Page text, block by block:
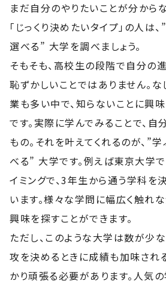
まだ自分のやりたいことが分から
「じっくり決めたいタイプ」の人は
選べる” 大学を調べましょう。
そもそも、高校生の段階で自分の
恥ずかしいことではありません。
業も多い中で、知らないことに興
です。実際に学んでみることで、自
もの。それを叶えてくれるのが、”
べる” 大学です。例えば東京大学
イミングで、3年生から通う学科を
います。様々な学問に幅広く触れ
興味を探すことができます。
ただし、このような大学は数が少
攻を決めるときに成績も加味され
かり頑張る必要があります。人気